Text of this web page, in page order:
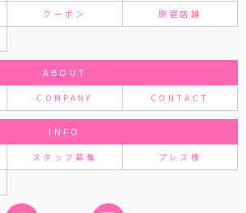
クーポン 原宿店舗
ABOUT
COMPANY CONTACT
INFO
スタッフ募集 プレス様